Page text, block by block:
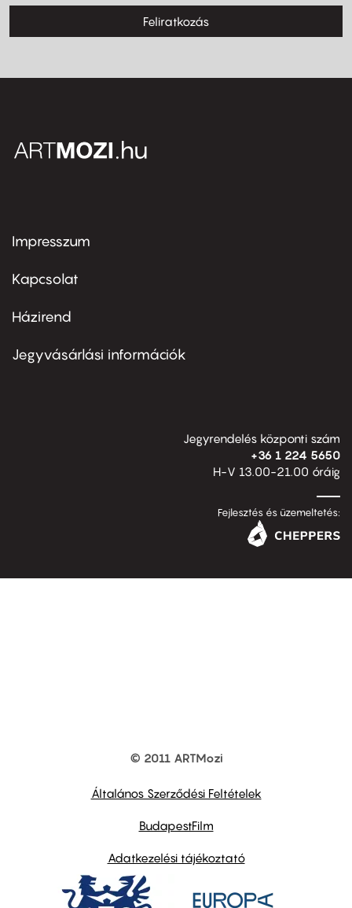
Feliratkozás
Footer
first
Impresszum
Kapcsolat
Footer
second
Házirend
Jegyvásárlási információk
Jegyrendelés központi szám
+36 1 224 5650
H-V 13.00-21.00 óráig
Fejlesztés és üzemeltetés:
© 2011 ARTMozi
Általános Szerződési Feltételek
BudapestFilm
Adatkezelési tájékoztató